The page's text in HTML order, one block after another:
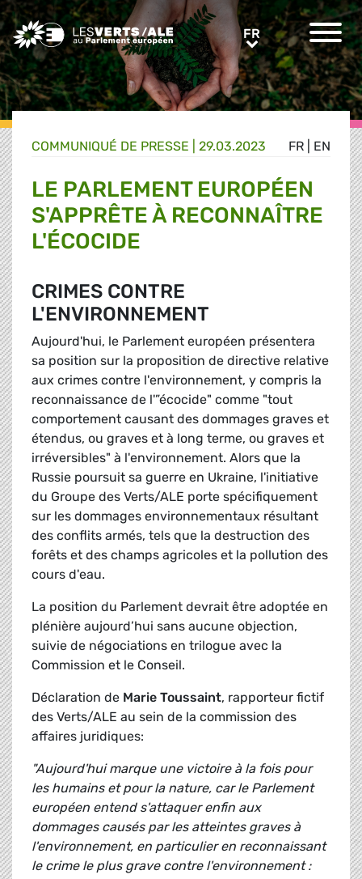
Greens/EFA Home FRFR
FR EN
COMMUNIQUÉ DE PRESSE 29.03.2023
LE PARLEMENT EUROPÉEN
S'APPRÊTE À RECONNAÎTRE
L'ÉCOCIDE
CRIMES CONTRE
L'ENVIRONNEMENT
Aujourd'hui, le Parlement européen présentera
sa position sur la proposition de directive relative
aux crimes contre l'environnement, y compris la
reconnaissance de l'”écocide" comme "tout
comportement causant des dommages graves et
étendus, ou graves et à long terme, ou graves et
irréversibles" à l'environnement. Alors que la
Russie poursuit sa guerre en Ukraine, l'initiative
du Groupe des Verts/ALE porte spécifiquement
sur les dommages environnementaux résultant
des conflits armés, tels que la destruction des
forêts et des champs agricoles et la pollution des
cours d'eau.
La position du Parlement devrait être adoptée en
plénière aujourd’hui sans aucune objection,
suivie de négociations en trilogue avec la
Commission et le Conseil.
Déclaration de Marie Toussaint, rapporteur fictif
des Verts/ALE au sein de la commission des
affaires juridiques:
"Aujourd'hui marque une victoire à la fois pour
les humains et pour la nature, car le Parlement
européen entend s'attaquer enfin aux
dommages causés par les atteintes graves à
l'environnement, en particulier en reconnaissant
le crime le plus grave contre l'environnement :